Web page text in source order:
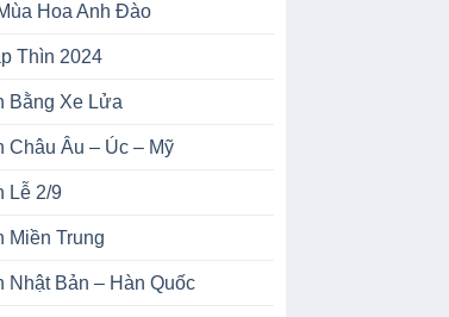
Hoa Anh Đào
Thìn 2024
Bằng Xe Lửa
Châu Âu – Úc – Mỹ
Lễ 2/9
Miền Trung
Nhật Bản – Hàn Quốc